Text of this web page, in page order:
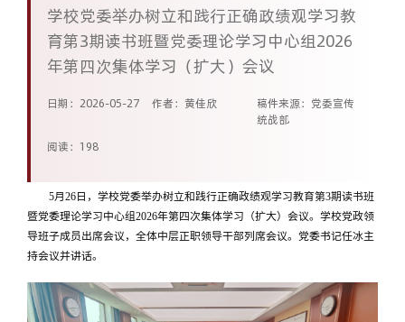
学校党委举办树立和践行正确政绩观学习教
育第3期读书班暨党委理论学习中心组2026
年第四次集体学习（扩大）会议
日期：2026-05-27 作者：黄佳欣
稿件来源：党委宣传
统战部
阅读： 198
5月26日，学校党委举办树立和践行正确政绩观学习教育第3期读书班
暨党委理论学习中心组2026年第四次集体学习（扩大）会议。学校党政领
导班子成员出席会议，全体中层正职领导干部列席会议。党委书记任冰主
持会议并讲话。